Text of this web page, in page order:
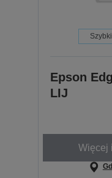
Epson
LIJ
Więcej